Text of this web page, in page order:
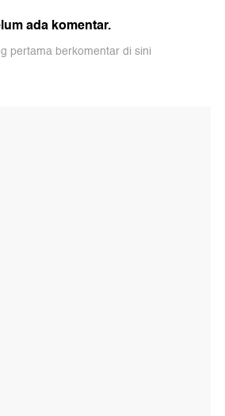
ada komentar.
pertama berkomentar di sini